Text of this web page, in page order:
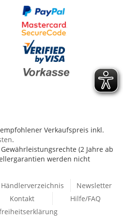
Verkaufspreis inkl.
.
(2 Jahre ab
werden nicht
Händlerverzeichnis
Newsletter
Kontakt
Hilfe/FAQ